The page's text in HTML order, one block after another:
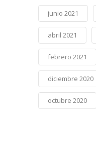
junio 2021
abril 2021
febrero 2021
diciembre 2020
octubre 2020